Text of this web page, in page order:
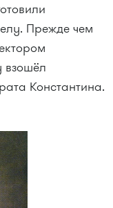
Прежде чем
взошёл
Константина.